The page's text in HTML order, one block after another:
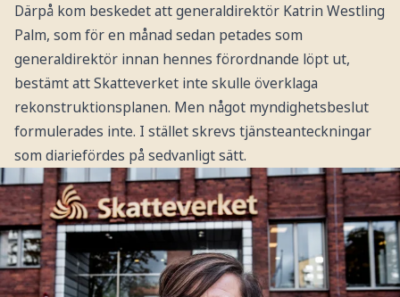
Därpå kom beskedet att generaldirektör Katrin Westling
Palm, som för en månad sedan petades som
generaldirektör innan hennes förordnande löpt ut,
bestämt att Skatteverket inte skulle överklaga
rekonstruktionsplanen. Men något myndighetsbeslut
formulerades inte. I stället skrevs tjänsteanteckningar
som diariefördes på sedvanligt sätt.